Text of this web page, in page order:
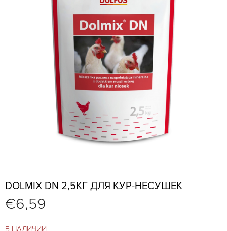
DOLMIX DN 2,5КГ ДЛЯ КУР-НЕСУШЕК
€6,59
В НАЛИЧИИ